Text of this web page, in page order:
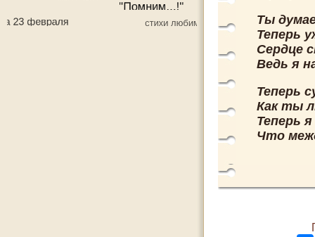
Ты
Теперь
Сердце
Ведь я
Теперь
Как ты
Теперь
Что